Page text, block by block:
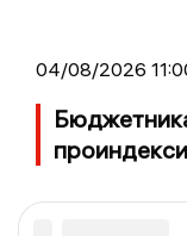
04/08/2026